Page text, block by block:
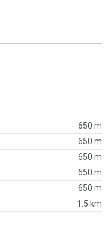
650 m
650 m
650 m
650 m
650 m
1.5 km